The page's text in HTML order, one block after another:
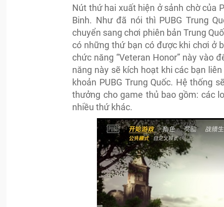
Nút thứ hai xuất hiện ở sảnh chờ của
Binh. Như đã nói thì PUBG Trung
chuyển sang chơi phiên bản Trung
có những thứ bạn có được khi chơi ở
chức năng “Veteran Honor” này vào
năng này sẽ kích hoạt khi các bạn
khoản PUBG Trung Quốc. Hệ thống
thưởng cho game thủ bao gồm: các
nhiều thứ khác.